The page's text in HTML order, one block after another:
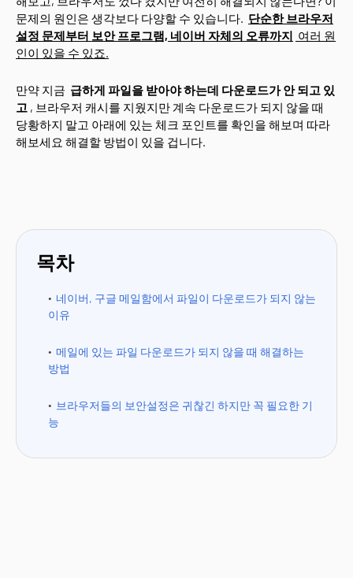
문제의 원인은 생각보다 다양할 수 있습니다. 단순한 브라우저
설정 문제부터 보안 프로그램, 네이버 자체의 오류까지 여러 원
인이 있을 수 있죠.
만약 지금 급하게 파일을 받아야 하는데 다운로드가 안 되고 있
고 , 브라우저 캐시를 지웠지만 계속 다운로드가 되지 않을 때
당황하지 말고 아래에 있는 체크 포인트를 확인을 해보며 따라
해보세요 해결할 방법이 있을 겁니다.
목차
네이버, 구글 메일함에서 파일이 다운로드가 되지 않는
이유
메일에 있는 파일 다운로드가 되지 않을 때 해결하는
방법
브라우저들의 보안설정은 귀찮긴 하지만 꼭 필요한 기
능